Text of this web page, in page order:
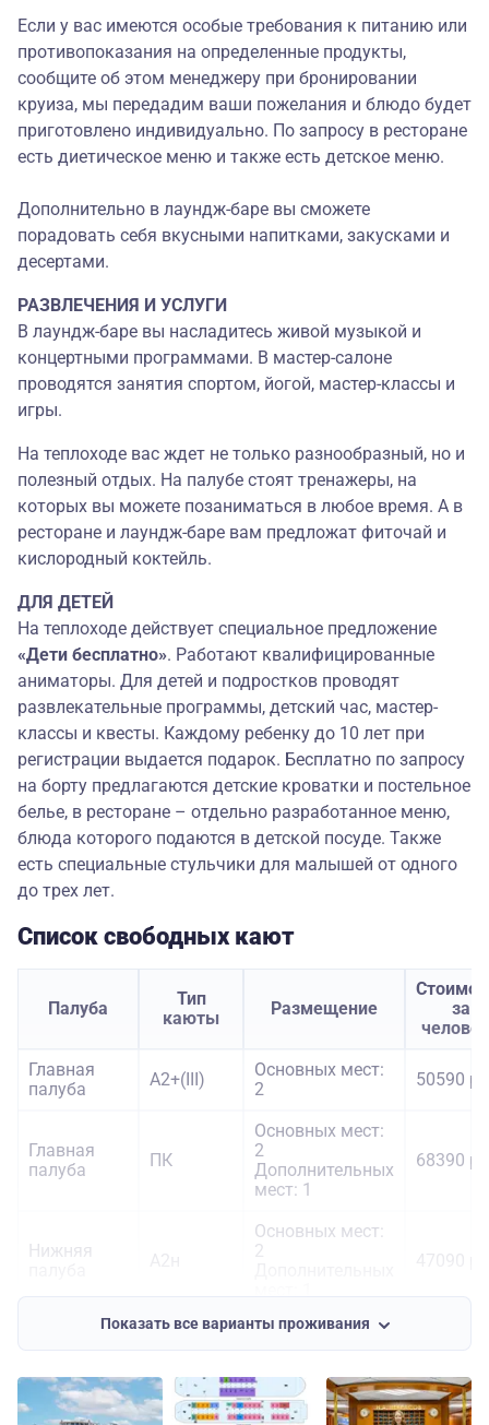
Если у вас имеются особые требования к питанию или
противопоказания на определенные продукты,
сообщите об этом менеджеру при бронировании
круиза, мы передадим ваши пожелания и блюдо будет
приготовлено индивидуально. По запросу в ресторане
есть диетическое меню и также есть детское меню.
Дополнительно в лаундж-баре вы сможете
порадовать себя вкусными напитками, закусками и
десертами.
РАЗВЛЕЧЕНИЯ И УСЛУГИ
В лаундж-баре вы насладитесь живой музыкой и
концертными программами. В мастер-салоне
проводятся занятия спортом, йогой, мастер-классы и
игры.
На теплоходе вас ждет не только разнообразный, но и
полезный отдых. На палубе стоят тренажеры, на
которых вы можете позаниматься в любое время. А в
ресторане и лаундж-баре вам предложат фиточай и
кислородный коктейль.
ДЛЯ ДЕТЕЙ
На теплоходе действует специальное предложение
«Дети бесплатно». Работают квалифицированные
аниматоры. Для детей и подростков проводят
развлекательные программы, детский час, мастер-
классы и квесты. Каждому ребенку до 10 лет при
регистрации выдается подарок. Бесплатно по запросу
на борту предлагаются детские кроватки и постельное
белье, в ресторане – отдельно разработанное меню,
блюда которого подаются в детской посуде. Также
есть специальные стульчики для малышей от одного
до трех лет.
Список свободных кают
Палуба
Тип
каюты
Размещение
за
Главная
палуба
А2+(III)
Основных мест:
2
50590
Главная
палуба
ПК
Основных мест:
2
Дополнительных
мест: 1
68390
Нижняя
Основных мест:
2
Основных мест:
Средняя
палуба
А2+(II)
Основных мест:
2
54590
Показать все варианты проживания